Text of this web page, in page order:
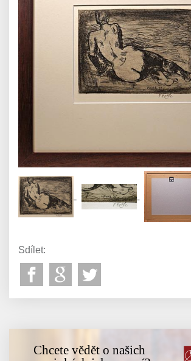
Sdílet:
Chcete vědět o našich